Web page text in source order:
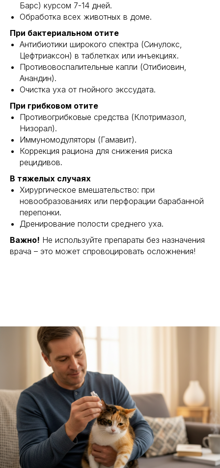
Барс) курсом 7-14 дней.
Обработка всех животных в доме.
При бактериальном отите
Антибиотики широкого спектра (Синулокс,
Цефтриаксон) в таблетках или инъекциях.
Противовоспалительные капли (Отибиовин,
Анандин).
Очистка уха от гнойного экссудата.
При грибковом отите
Противогрибковые средства (Клотримазол,
Низорал).
Иммуномодуляторы (Гамавит).
Коррекция рациона для снижения риска
рецидивов.
В тяжелых случаях
Хирургическое вмешательство: при
новообразованиях или перфорации барабанной
перепонки.
Дренирование полости среднего уха.
Важно! Не используйте препараты без назначения
врача – это может спровоцировать осложнения!